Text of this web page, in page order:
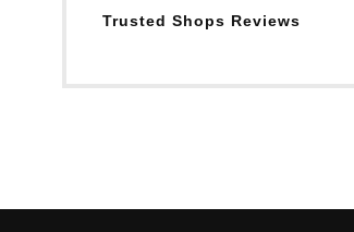
Trusted Shops Reviews